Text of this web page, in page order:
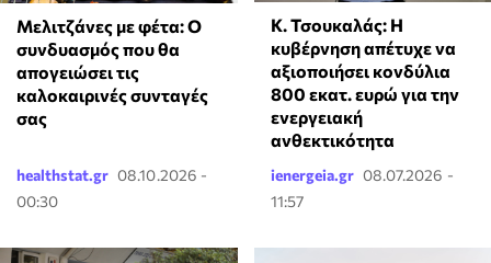
Μελιτζάνες με φέτα: Ο
συνδυασμός που θα
απογειώσει τις
καλοκαιρινές συνταγές
σας
healthstat.gr 08.10.2026 -
00:30
Κ. Τσουκαλάς: Η
κυβέρνηση απέτυχε να
αξιοποιήσει κονδύλια
800 εκατ. ευρώ για την
ενεργειακή
ανθεκτικότητα
ienergeia.gr 08.07.2026 -
11:57